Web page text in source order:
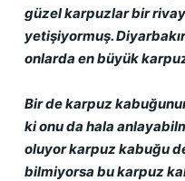
güzel karpuzlar bir
yetişiyormuş.
onlarda en büyük
Bir de karpuz
ki onu da hala
oluyor karpuz kabuğu
bilmiyorsa bu karpuz